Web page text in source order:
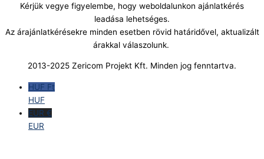
Kérjük vegye figyelembe, hogy weboldalunkon ajánlatkérés
leadása lehetséges.
Az árajánlatkérésekre minden esetben rövid határidővel, aktualizált
árakkal válaszolunk.
2013-2025 Zericom Projekt Kft. Minden jog fenntartva.
HUF Ft
HUF
EUR €
EUR